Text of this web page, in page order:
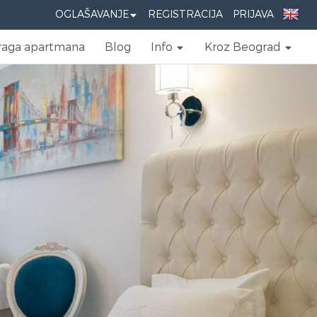
OGLAŠAVANJE REGISTRACIJA PRIJAVA
apartmana Blog Info Kroz Beograd